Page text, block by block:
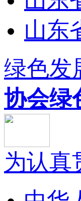
山东
绿色发
协会绿
为认真